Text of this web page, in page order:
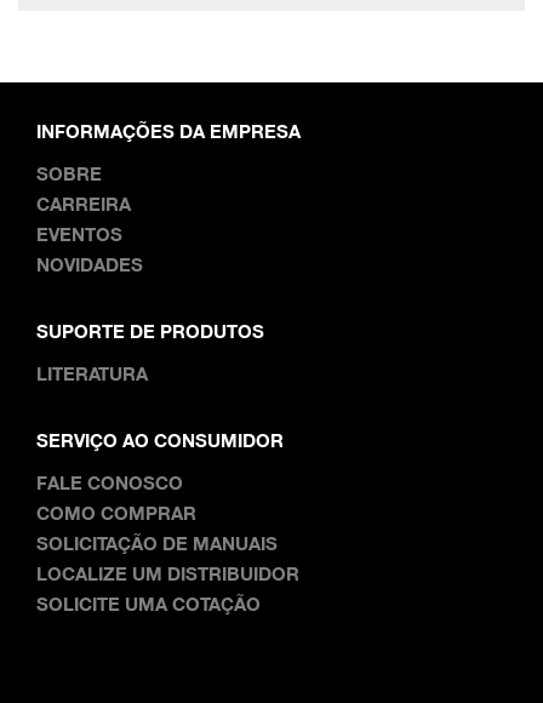
INFORMAÇÕES DA EMPRESA
SOBRE
CARREIRA
EVENTOS
NOVIDADES
SUPORTE DE PRODUTOS
LITERATURA
SERVIÇO AO CONSUMIDOR
FALE CONOSCO
COMO COMPRAR
SOLICITAÇÃO DE MANUAIS
LOCALIZE UM DISTRIBUIDOR
SOLICITE UMA COTAÇÃO